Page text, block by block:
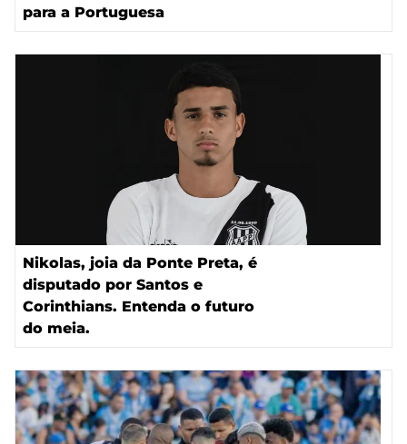
para a Portuguesa
Nikolas, joia da Ponte Preta, é
disputado por Santos e
Corinthians. Entenda o futuro
do meia.